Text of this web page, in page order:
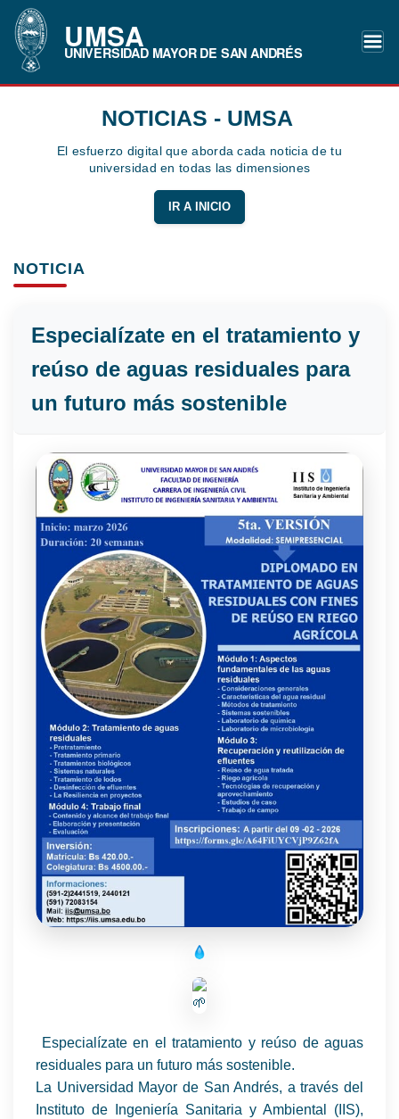
UMSA
UNIVERSIDAD MAYOR DE SAN ANDRÉS
NOTICIAS - UMSA
El esfuerzo digital que aborda cada noticia de tu
universidad en todas las dimensiones
IR A INICIO
NOTICIA
Especialízate en el tratamiento y
reúso de aguas residuales para
un futuro más sostenible
Especialízate en el tratamiento y reúso de aguas
residuales para un futuro más sostenible.
La Universidad Mayor de San Andrés, a través del
Instituto de Ingeniería Sanitaria y Ambiental (IIS),